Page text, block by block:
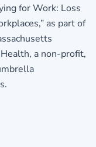
for Work: Loss
as part of
a non-profit,